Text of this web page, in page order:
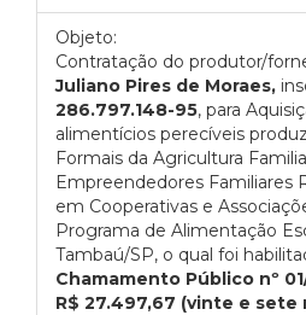
Objeto:
Contratação do produtor/
Juliano Pires de Moraes,
286.797.148-95, para
alimentícios perecíveis
Formais da Agricultura
Empreendedores Familiares
em Cooperativas e
Programa de Alimentação
Tambaú/SP, o qual foi
Chamamento Público nº
R$ 27.497,67 (vinte e